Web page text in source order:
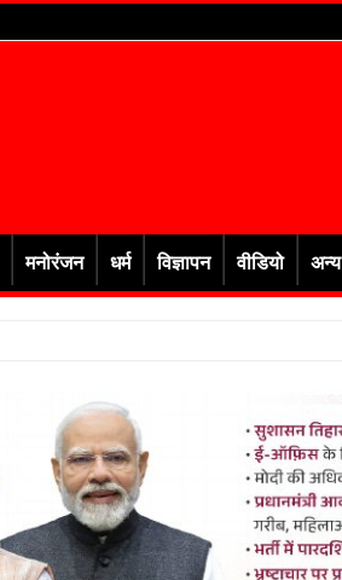
मनोरंजन धर्म विज्ञापन वीडियो अन्य